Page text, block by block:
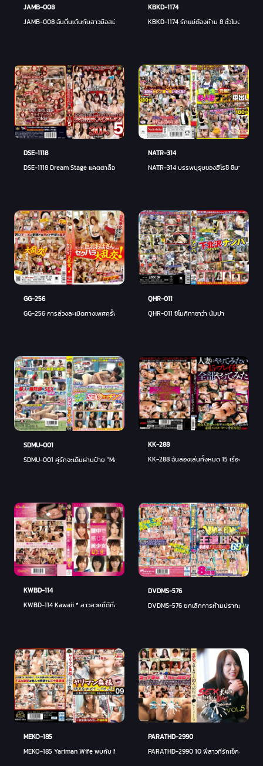
JAMB-008
JAMB-008 ฉันตื่นเต้นกับสาวมือสมัครเล่นที่เขินอายเพราะแกล้งแกล้งทำเป็นเล่นตูด! DX 30
KBKD-1174
KBKD-1174 รักแม่ต้องห้าม 8 ชั่วโมง 30 คน
DSE-1118
DSE-1118 Dream Stage แคตตาล็อกผู้หญิงผู้ใหญ่ที่สวยงาม 30 คนรุ่นอนุรักษ์ถาวร 5
NATR-314
NATR-314 บรรพบุรุษของฮิโรชิ ชิมาบุคุโระ
GG-256
GG-256 การล่วงละเมิดทางเพศครั้งใหญ่ของป้านมโตนอกเวลา! - เรย์ ซาเอกิ
QHR-011
QHR-011 ชิโมกิทาซาว่า นัมปา
SDMU-001
SDMU-001 คู่รักจะเดินผ่านป้าย "Magic Mirror Free Test Drive!" ขึ้นเครื่องและมีเพศสัม
KK-288
KK-288 ฉันลองเล่นทั้งหมด 15 เรื่องที่ฉัน
KWBD-114
KWBD-114 Kawaii * สาวสวยที่ดีที่สุดความรู้สึกในช่องคลอด 40 การผลิต 8 ชั่วโมง
DVDMS-576
DVDMS-576 ยกเลิกการห้ามปรากฏตัวแล้
MEKO-185
MEKO-185 Yariman Wife พบกับ Nampa Sex ~ ผู้หญิงที่แต่งงานแล้วที่มีความ Creampie
PARATHD-2990
PARATHD-2990 10 พี่สาวที่รักเซ็กส์! มันอี